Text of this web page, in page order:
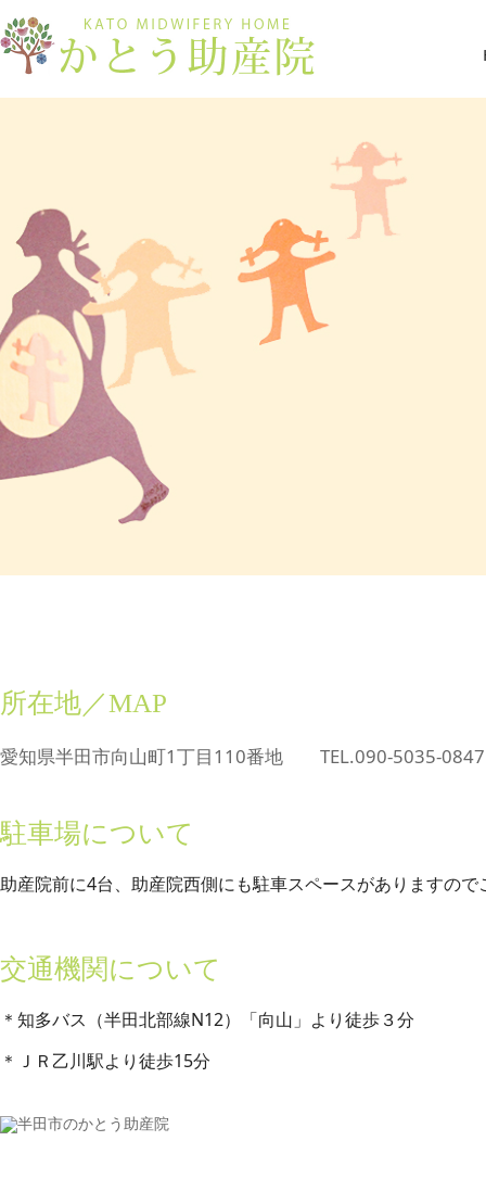
所在地／MAP
愛知県半田市向山町1丁目110番地 TEL.090-5035-0847
駐車場について
助産院前に4台、助産院西側にも駐車スペースがありますので
交通機関について
＊知多バス（半田北部線N12）「向山」より徒歩３分
＊ＪＲ乙川駅より徒歩15分